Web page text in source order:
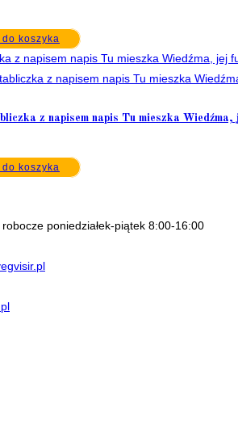
koszyka
z napisem napis Tu mieszka
do koszyka
poniedziałek-piątek 8:00-16:00
Opens